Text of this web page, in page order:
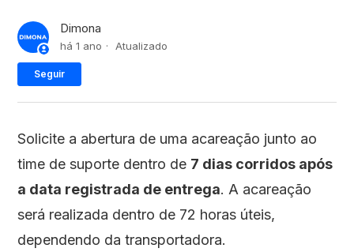
Dimona
há 1 ano Atualizado
Seguir
Solicite a abertura de uma acareação junto ao
time de suporte dentro de 7 dias corridos após
a data registrada de entrega. A acareação
será realizada dentro de 72 horas úteis,
dependendo da transportadora.